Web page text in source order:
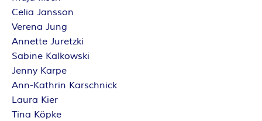
Celia Jansson
Verena Jung
Annette Juretzki
Sabine Kalkowski
Jenny Karpe
Ann-Kathrin Karschnick
Laura Kier
Tina Köpke